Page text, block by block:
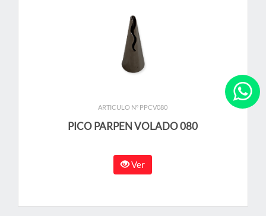
ARTICULO N° PPCV080
PICO PARPEN VOLADO 080
Ver